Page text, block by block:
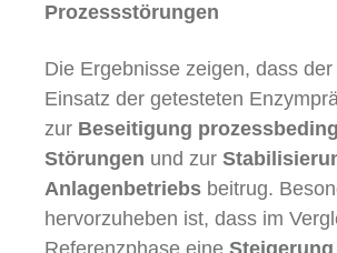
Prozessstörungen
Die Ergebnisse zeigen, dass
Einsatz der getesteten
zur Beseitigung
Störungen und zur
Anlagenbetriebs beitrug.
hervorzuheben ist, dass im
Referenzphase eine